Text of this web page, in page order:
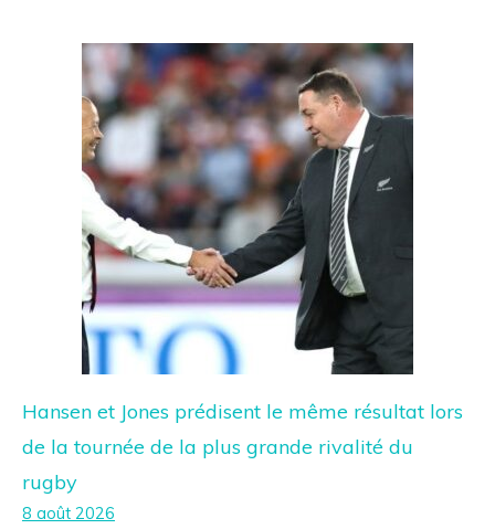
Hansen et Jones prédisent le même résultat lors
de la tournée de la plus grande rivalité du
rugby
8 août 2026